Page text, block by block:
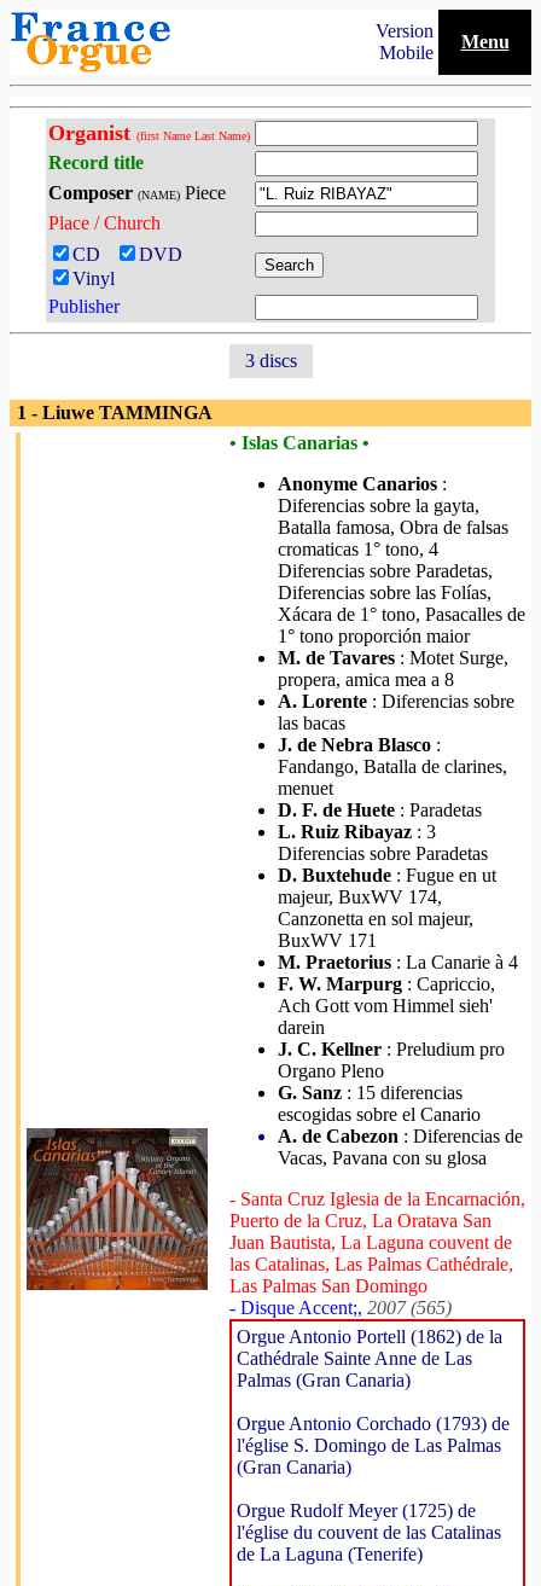
Version
Mobile
Menu
Organist (first Name Last Name)
Record title
Composer (NAME) Piece
Place / Church
CD
DVD
Vinyl
Publisher
3 discs
1 - Liuwe TAMMINGA
• Islas Canarias •
Anonyme Canarios :
Diferencias sobre la gayta,
Batalla famosa, Obra de falsas
cromaticas 1° tono, 4
Diferencias sobre Paradetas,
Diferencias sobre las Folías,
Xácara de 1° tono, Pasacalles de
1° tono proporción maior
M. de Tavares : Motet Surge,
propera, amica mea a 8
A. Lorente : Diferencias sobre
las bacas
J. de Nebra Blasco :
Fandango, Batalla de clarines,
menuet
D. F. de Huete : Paradetas
L. Ruiz Ribayaz : 3
Diferencias sobre Paradetas
D. Buxtehude : Fugue en ut
majeur, BuxWV 174,
Canzonetta en sol majeur,
BuxWV 171
M. Praetorius : La Canarie à 4
F. W. Marpurg : Capriccio,
Ach Gott vom Himmel sieh'
darein
J. C. Kellner : Preludium pro
Organo Pleno
G. Sanz : 15 diferencias
escogidas sobre el Canario
A. de Cabezon : Diferencias de
Vacas, Pavana con su glosa
- Santa Cruz Iglesia de la Encarnación,
Puerto de la Cruz, La Oratava San
Juan Bautista, La Laguna couvent de
las Catalinas, Las Palmas Cathédrale,
Las Palmas San Domingo
- Disque Accent;, 2007 (565)
Orgue Antonio Portell (1862) de la
Cathédrale Sainte Anne de Las
Palmas (Gran Canaria)
Orgue Antonio Corchado (1793) de
l'église S. Domingo de Las Palmas
(Gran Canaria)
Orgue Rudolf Meyer (1725) de
l'église du couvent de las Catalinas
de La Laguna (Tenerife)